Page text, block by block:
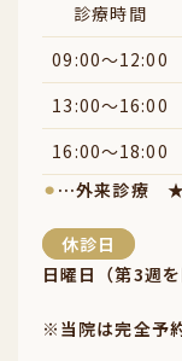
診療時間
09:00～12:00
13:00～16:00
16:00～18:00
⚫︎ …外来診療
休診日
日曜日（第3週
※当院は完全予